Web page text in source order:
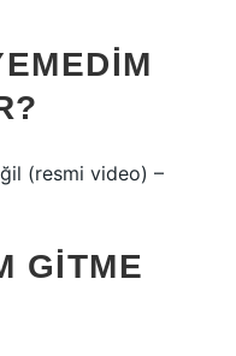
(resmi video) –
GITME